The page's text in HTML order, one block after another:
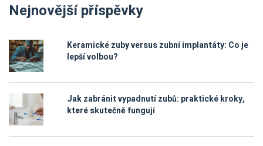
Nejnovější příspěvky
Keramické zuby versus zubní implantáty: Co je
lepší volbou?
Jak zabránit vypadnutí zubů: praktické kroky,
které skutečně fungují